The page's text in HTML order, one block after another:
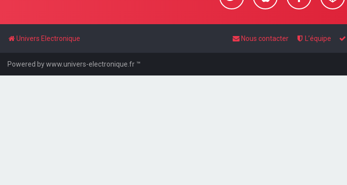
Univers Electronique L’équipe
Nous contacter
Powered by www.univers-electronique.fr ™